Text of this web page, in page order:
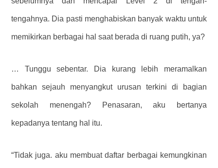
tengahnya. Dia pasti menghabiskan banyak waktu untuk
memikirkan berbagai hal saat berada di ruang putih, ya?
… Tunggu sebentar. Dia kurang lebih meramalkan
bahkan sejauh menyangkut urusan terkini di bagian
sekolah menengah? Penasaran, aku bertanya
kepadanya tentang hal itu.
“Tidak juga. aku membuat daftar berbagai kemungkinan